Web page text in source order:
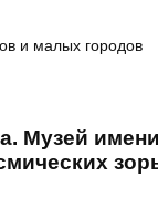
и малых городов
Музей имени